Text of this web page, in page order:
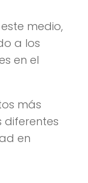
medio,
a los
en el
más
diferentes
en